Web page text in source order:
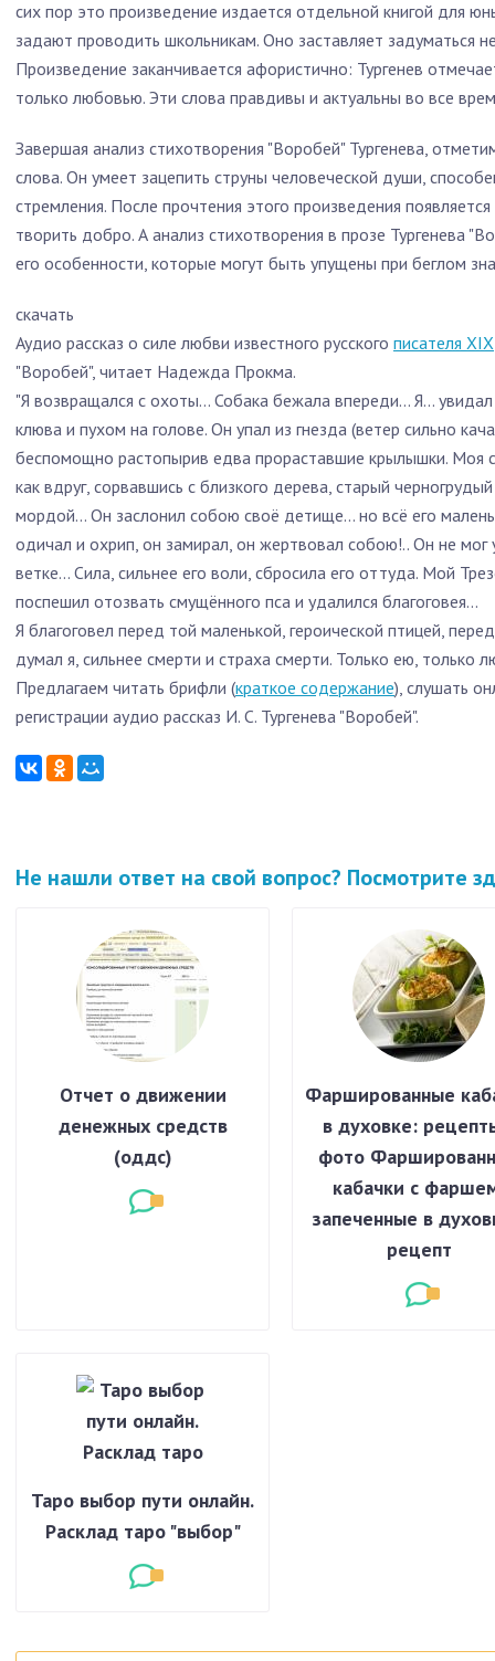
сих пор это произведение издается отдельной книгой для
задают проводить школьникам. Оно заставляет задуматься
Произведение заканчивается афористично: Тургенев
только любовью. Эти слова правдивы и актуальны во все
Завершая анализ стихотворения "Воробей" Тургенева,
слова. Он умеет зацепить струны человеческой души,
стремления. После прочтения этого произведения
творить добро. А анализ стихотворения в прозе Тургенева
его особенности, которые могут быть упущены при беглом
скачать
Аудио рассказ о силе любви известного русского писателя XIX
"Воробей", читает Надежда Прокма.
"Я возвращался с охоты... Собака бежала впереди... Я...
клюва и пухом на голове. Он упал из гнезда (ветер сильно
беспомощно растопырив едва прораставшие крылышки. Моя
как вдруг, сорвавшись с близкого дерева, старый
мордой... Он заслонил собою своё детище... но всё его
одичал и охрип, он замирал, он жертвовал собою!.. Он не мог
ветке... Сила, сильнее его воли, сбросила его оттуда. Мой
поспешил отозвать смущённого пса и удалился благоговея...
Я благоговел перед той маленькой, героической птицей,
думал я, сильнее смерти и страха смерти. Только ею, только
Предлагаем читать брифли (краткое содержание), слушать
регистрации аудио рассказ И. С. Тургенева "Воробей".
Не нашли ответ на свой вопрос? Посмотрите
Отчет о движении
денежных средств
(оддс)
Фаршированные
в духовке:
фото
кабачки с
запеченные в
рецепт
Таро выбор пути онлайн.
Расклад таро "выбор"